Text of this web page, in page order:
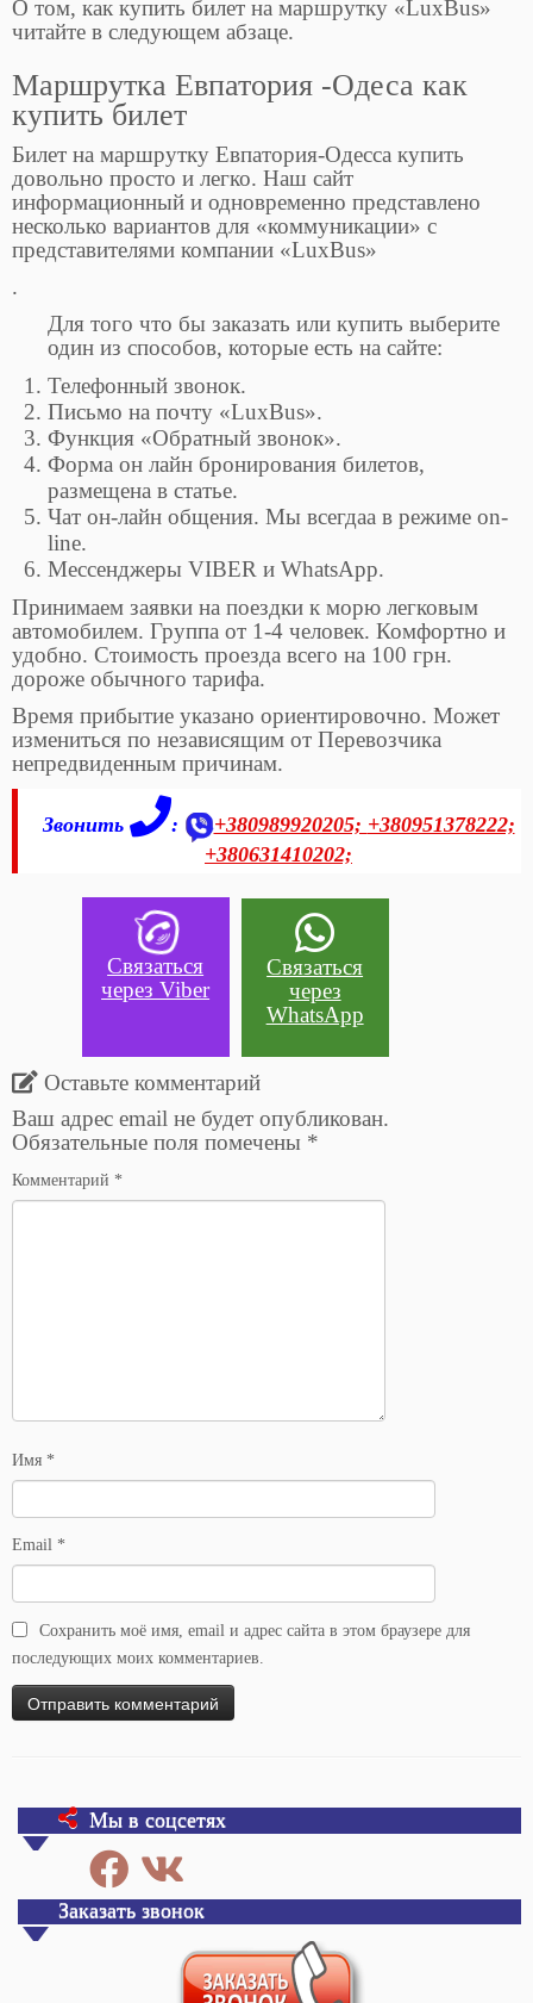
О том, как купить билет на маршрутку «LuxBus»
читайте в следующем абзаце.
Маршрутка Евпатория -Одеса как
купить билет
Билет на маршрутку Евпатория-Одесса купить
довольно просто и легко. Наш сайт
информационный и одновременно представлено
несколько вариантов для «коммуникации» с
представителями компании «LuxBus»
.
Для того что бы заказать или купить выберите
один из способов, которые есть на сайте:
Телефонный звонок.
Письмо на почту «LuxBus».
Функция «Обратный звонок».
Форма он лайн бронирования билетов,
размещена в статье.
Чат он-лайн общения. Мы всегдаа в режиме on-
line.
Мессенджеры VIBER и WhatsApp.
Принимаем заявки на поездки к морю легковым
автомобилем. Группа от 1-4 человек. Комфортно и
удобно. Стоимость проезда всего на 100 грн.
дороже обычного тарифа.
Время прибытие указано ориентировочно. Может
измениться по независящим от Перевозчика
непредвиденным причинам.
Звонить : +380989920205; +380951378222;
+380631410202;
Связаться
через Viber
Связаться
через
WhatsApp
Оставьте комментарий
Ваш адрес email не будет опубликован.
Обязательные поля помечены *
Комментарий *
Имя *
Email *
Сохранить моё имя, email и адрес сайта в этом браузере для
последующих моих комментариев.
Мы в соцсетях
Заказать звонок